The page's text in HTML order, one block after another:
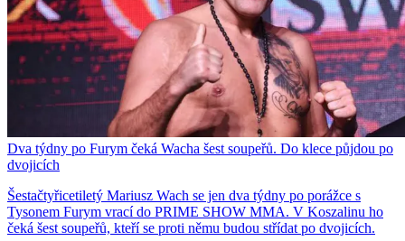
Dva týdny po Furym čeká Wacha šest soupeřů. Do klece půjdou po
dvojicích
Šestačtyřicetiletý Mariusz Wach se jen dva týdny po porážce s
Tysonem Furym vrací do PRIME SHOW MMA. V Koszalinu ho
čeká šest soupeřů, kteří se proti němu budou střídat po dvojicích.